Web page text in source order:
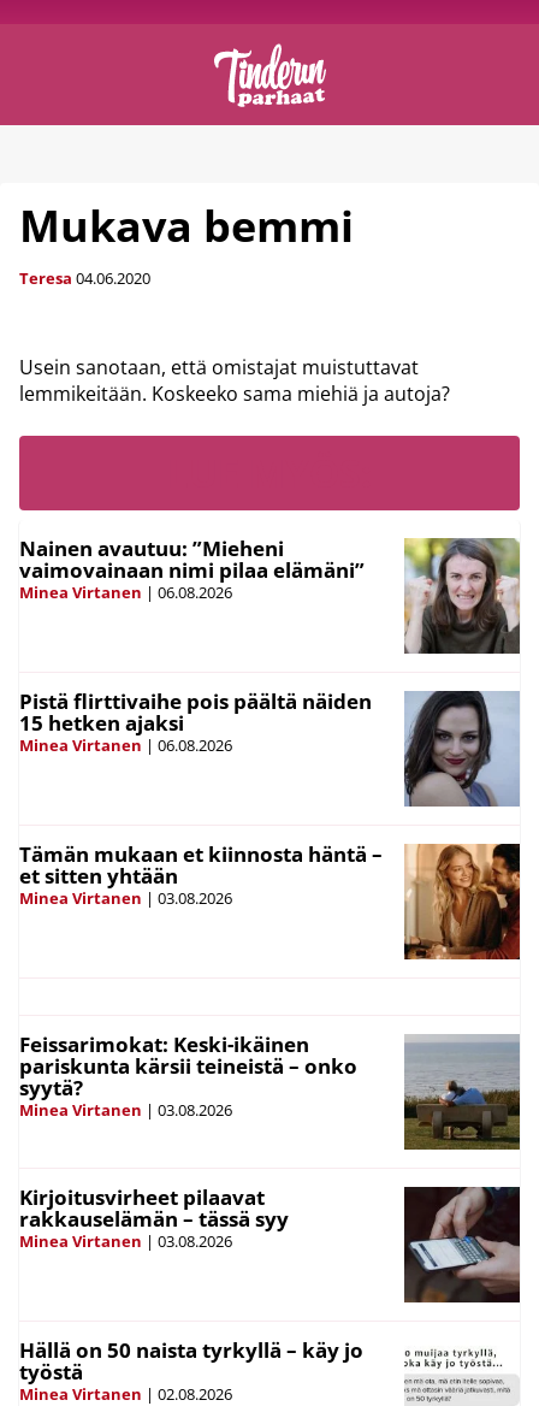
Mukava bemmi
Teresa 04.06.2020
Usein sanotaan, että omistajat muistuttavat
lemmikeitään. Koskeeko sama miehiä ja autoja?
Nainen avautuu: ”Mieheni
vaimovainaan nimi pilaa elämäni”
Minea Virtanen | 06.08.2026
Pistä flirttivaihe pois päältä näiden
15 hetken ajaksi
Minea Virtanen | 06.08.2026
Tämän mukaan et kiinnosta häntä –
et sitten yhtään
Minea Virtanen | 03.08.2026
Feissarimokat: Keski-ikäinen
pariskunta kärsii teineistä – onko
syytä?
Minea Virtanen | 03.08.2026
Kirjoitusvirheet pilaavat
rakkauselämän – tässä syy
Minea Virtanen | 03.08.2026
Hällä on 50 naista tyrkyllä – käy jo
työstä
Minea Virtanen | 02.08.2026